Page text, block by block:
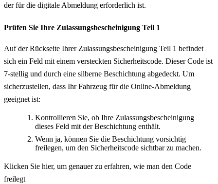
der für die digitale Abmeldung erforderlich ist.
Prüfen Sie Ihre Zulassungsbescheinigung Teil 1
Auf der Rückseite Ihrer Zulassungsbescheinigung Teil 1 befindet
sich ein Feld mit einem versteckten Sicherheitscode. Dieser Code ist
7-stellig und durch eine silberne Beschichtung abgedeckt. Um
sicherzustellen, dass Ihr Fahrzeug für die Online-Abmeldung
geeignet ist:
Kontrollieren Sie, ob Ihre Zulassungsbescheinigung
dieses Feld mit der Beschichtung enthält.
Wenn ja, können Sie die Beschichtung vorsichtig
freilegen, um den Sicherheitscode sichtbar zu machen.
Klicken Sie hier, um genauer zu erfahren, wie man den Code
freilegt